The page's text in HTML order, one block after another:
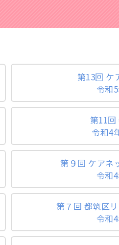
第13回 ケ
令和
第11
令和4
第９回 ケアネ
令和
第７回 都筑区
令和